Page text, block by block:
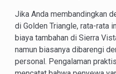
Jika Anda membandingkan
di Golden Triangle, rata-rata
biaya tambahan di Sierra
namun biasanya dibarengi
personal. Pengalaman